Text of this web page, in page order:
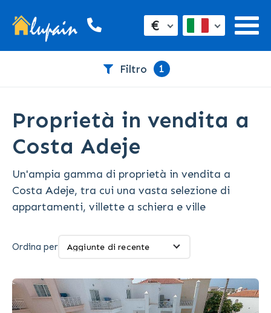
€
Filtro 1
Proprietà in vendita a
Costa Adeje
Un'ampia gamma di proprietà in vendita a
Costa Adeje, tra cui una vasta selezione di
appartamenti, villette a schiera e ville
Ordina per